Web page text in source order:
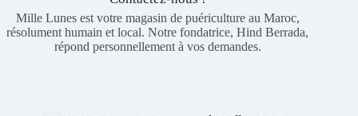
Mille Lunes est votre magasin de puériculture au Maroc,
résolument humain et local. Notre fondatrice, Hind Berrada,
répond personnellement à vos demandes.